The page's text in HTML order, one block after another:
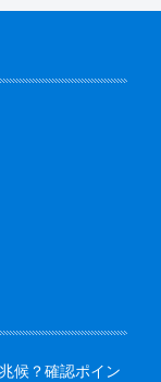
候？確認ポイン